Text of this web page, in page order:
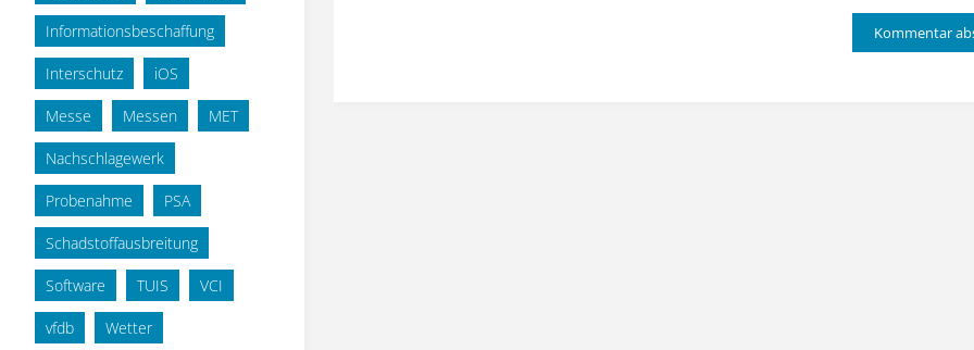
Informationsbeschaffung
Interschutz iOS
Messe Messen MET
Nachschlagewerk
Probenahme PSA
Schadstoffausbreitung
Software TUIS VCI
vfdb Wetter